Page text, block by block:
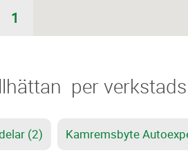
1
per
(2) Kamremsbyte